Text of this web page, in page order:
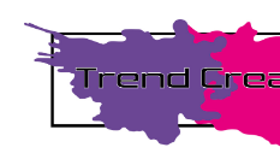
Hauptinhalt springen
Zur Suche springen
Zur Hauptnavigation springen